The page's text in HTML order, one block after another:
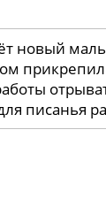
новый
писанья